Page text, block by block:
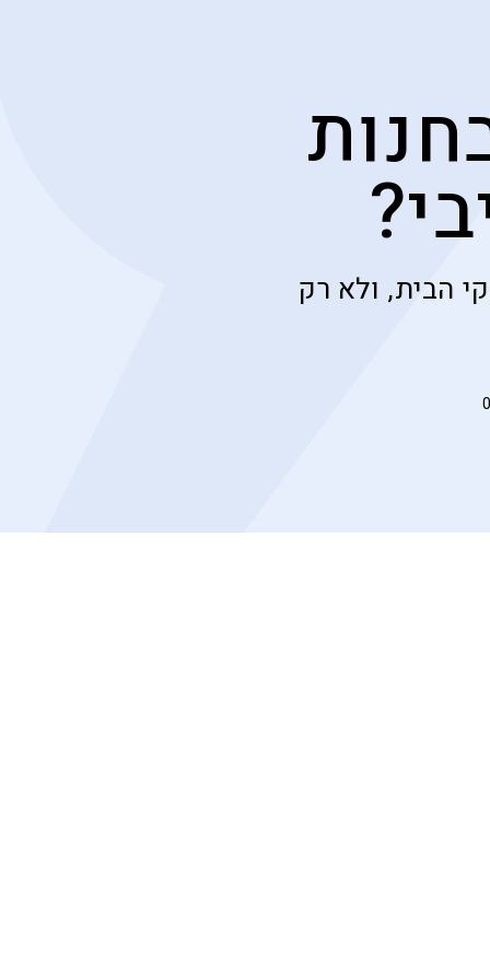
הבית, ולא רק